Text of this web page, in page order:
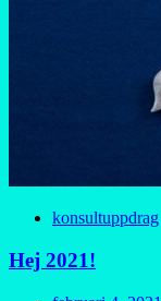
konsultuppdrag
Hej 2021!